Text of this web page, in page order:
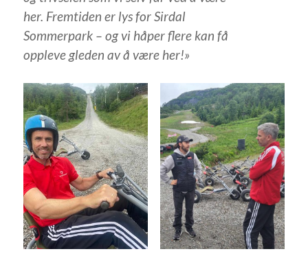
her. Fremtiden er lys for Sirdal
Sommerpark – og vi håper flere kan få
oppleve gleden av å være her!»